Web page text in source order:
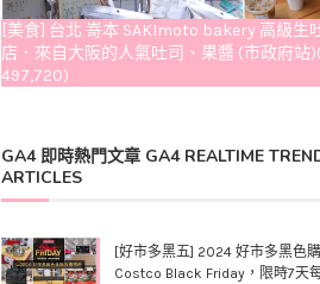
[美食] 台北 嵜本 SAKImoto bakery 高級生
店．來自大阪的人氣吐司、果醬 (市政府站
497,720)
GA4 即時熱門文章 GA4 REALTIME
ARTICLES
[好市多黑五] 2024 好市多黑色
Costco Black Friday，限時7天